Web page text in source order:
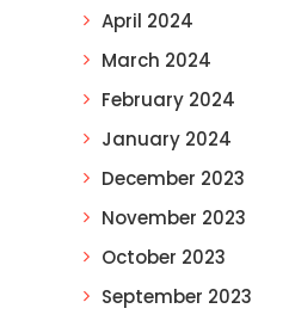
April 2024
March 2024
February 2024
January 2024
December 2023
November 2023
October 2023
September 2023